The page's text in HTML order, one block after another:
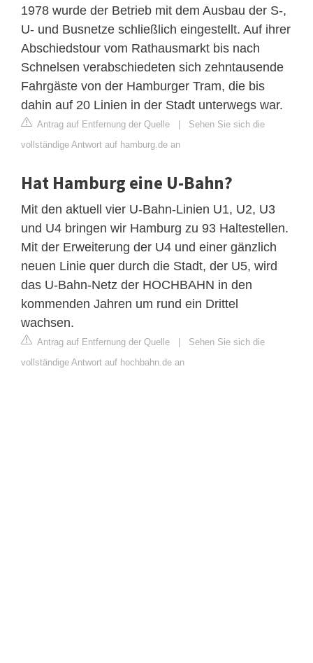
1978 wurde der Betrieb mit dem Ausbau der S-,
U- und Busnetze schließlich eingestellt. Auf ihrer
Abschiedstour vom Rathausmarkt bis nach
Schnelsen verabschiedeten sich zehntausende
Fahrgäste von der Hamburger Tram, die bis
dahin auf 20 Linien in der Stadt unterwegs war.
Antrag auf Entfernung der Quelle | Sehen Sie sich die
vollständige Antwort auf hamburg.de an
Hat Hamburg eine U-Bahn?
Mit den aktuell vier U-Bahn-Linien U1, U2, U3
und U4 bringen wir Hamburg zu 93 Haltestellen.
Mit der Erweiterung der U4 und einer gänzlich
neuen Linie quer durch die Stadt, der U5, wird
das U-Bahn-Netz der HOCHBAHN in den
kommenden Jahren um rund ein Drittel
wachsen.
Antrag auf Entfernung der Quelle | Sehen Sie sich die
vollständige Antwort auf hochbahn.de an